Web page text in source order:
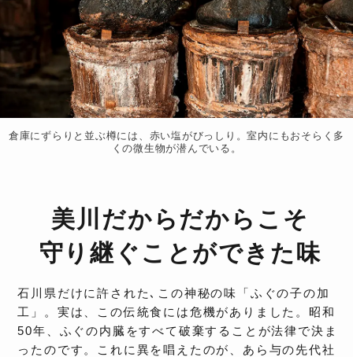
倉庫にずらりと並ぶ樽には、赤い塩がびっしり。室内にもおそらく多
くの微生物が潜んでいる。
美川だからだからこそ
守り継ぐことができた味
石川県だけに許された､この神秘の味「ふぐの子の加
工」。実は、この伝統食には危機がありました。昭和
50年、ふぐの内臓をすべて破棄することが法律で決ま
ったのです。これに異を唱えたのが、あら与の先代社